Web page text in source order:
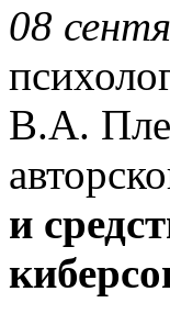
08
В.А.
и